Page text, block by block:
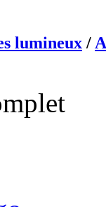
lumineux /